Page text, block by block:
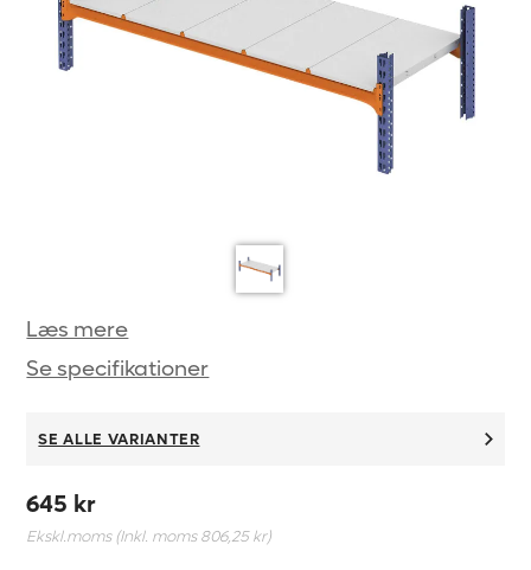
Læs mere
Se specifikationer
SE ALLE VARIANTER
645 kr
Ekskl.moms (Inkl. moms806,25 kr)